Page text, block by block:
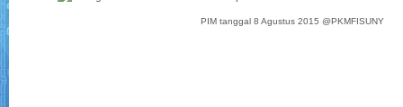
PIM tanggal 8 Agustus 2015 @PKMFISUNY